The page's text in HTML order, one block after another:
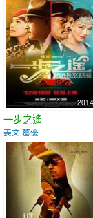
2014
一步之遙
姜文 葛優